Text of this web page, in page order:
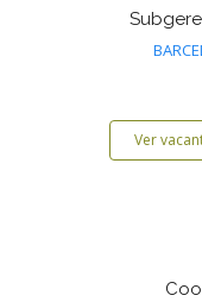
Ver